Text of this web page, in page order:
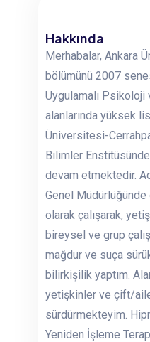
Hakkında
Merhabalar, Ankara
bölümünü 2007
Uygulamalı
alanlarında yüksek
Üniversitesi-
Bilimler
devam etmektedir.
Genel
olarak çalışarak,
bireysel ve grup
mağdur ve suça
bilirkişilik yaptım.
yetişkinler ve çift/
sürdürmekteyim.
Yeniden İşleme